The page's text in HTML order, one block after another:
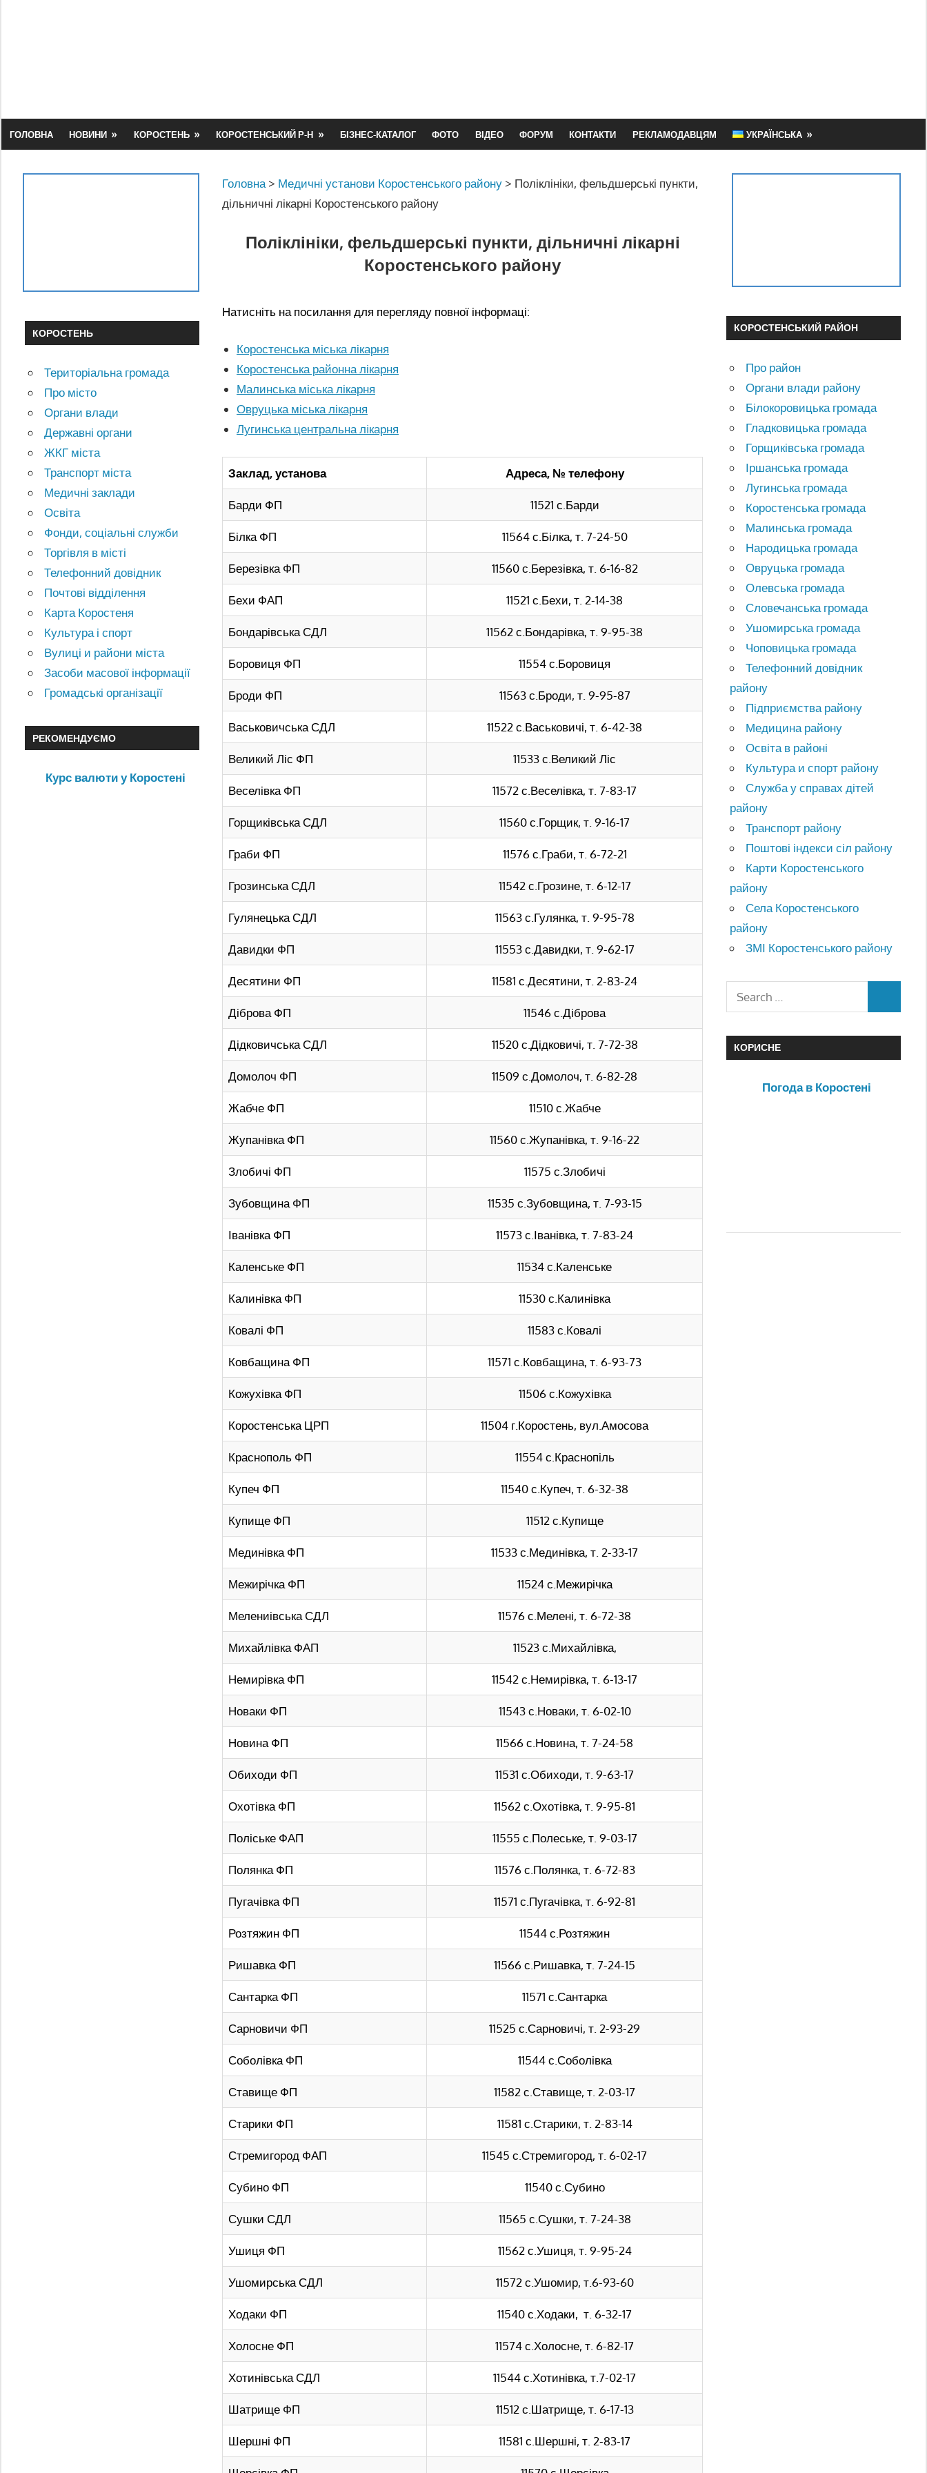
ГОЛОВНА НОВИНИ КОРОСТЕНЬ КОРОСТЕНСЬКИЙ Р-Н БІЗНЕС-КАТАЛОГ ФОТО ВІДЕО ФОРУМ КОНТАКТИ РЕКЛАМОДАВЦЯМ УКРАЇНСЬКА
Головна > Медичні установи Коростенського району > Поліклініки, фельдшерські пункти,
дільничні лікарні Коростенського району
Поліклініки, фельдшерські пункти, дільничні лікарні
Коростенського району
Натисніть на посилання для перегляду повної інформаці:
Коростенська міська лікарня
Коростенська районна лікарня
Малинська міська лікарня
Овруцька міська лікарня
Лугинська центральна лiкарня
Заклад, установа Адреса, № телефону
Барди ФП 11521 с.Барди
Білка ФП 11564 с.Білка, т. 7-24-50
Березівка ФП 11560 с.Березівка, т. 6-16-82
Бехи ФАП 11521 с.Бехи, т. 2-14-38
Бондарівська СДЛ 11562 с.Бондарівка, т. 9-95-38
Боровиця ФП 11554 с.Боровиця
Броди ФП 11563 с.Броди, т. 9-95-87
Васьковичська СДЛ 11522 с.Васьковичі, т. 6-42-38
Великий Ліс ФП 11533 с.Великий Ліс
Веселівка ФП 11572 с.Веселівка, т. 7-83-17
Горщиківська СДЛ 11560 с.Горщик, т. 9-16-17
Граби ФП 11576 с.Граби, т. 6-72-21
Грозинська СДЛ 11542 с.Грозине, т. 6-12-17
Гулянецька СДЛ 11563 с.Гулянка, т. 9-95-78
Давидки ФП 11553 с.Давидки, т. 9-62-17
Десятини ФП 11581 с.Десятини, т. 2-83-24
Діброва ФП 11546 с.Діброва
Дідковичська СДЛ 11520 с.Дідковичі, т. 7-72-38
Домолоч ФП 11509 с.Домолоч, т. 6-82-28
Жабче ФП 11510 с.Жабче
Жупанівка ФП 11560 с.Жупанівка, т. 9-16-22
Злобичі ФП 11575 с.Злобичі
Зубовщина ФП 11535 с.Зубовщина, т. 7-93-15
Іванівка ФП 11573 с.Іванівка, т. 7-83-24
Каленське ФП 11534 с.Каленське
Калинівка ФП 11530 с.Калинівка
Ковалі ФП 11583 с.Ковалі
Ковбащина ФП 11571 с.Ковбащина, т. 6-93-73
Кожухівка ФП 11506 с.Кожухівка
Коростенська ЦРП 11504 г.Коростень, вул.Амосова
Краснополь ФП 11554 с.Краснопіль
Купеч ФП 11540 с.Купеч, т. 6-32-38
Купище ФП 11512 с.Купище
Мединівка ФП 11533 с.Мединівка, т. 2-33-17
Межирічка ФП 11524 с.Межирічка
Мелениівська СДЛ 11576 с.Мелені, т. 6-72-38
Михайлівка ФАП 11523 с.Михайлівка,
Немирівка ФП 11542 с.Немирівка, т. 6-13-17
Новаки ФП 11543 с.Новаки, т. 6-02-10
Новина ФП 11566 с.Новина, т. 7-24-58
Обиходи ФП 11531 с.Обиходи, т. 9-63-17
Охотівка ФП 11562 с.Охотівка, т. 9-95-81
Поліське ФАП 11555 с.Полеське, т. 9-03-17
Полянка ФП 11576 с.Полянка, т. 6-72-83
Пугачівка ФП 11571 с.Пугачівка, т. 6-92-81
Розтяжин ФП 11544 с.Розтяжин
Ришавка ФП 11566 с.Ришавка, т. 7-24-15
Сантарка ФП 11571 с.Сантарка
Сарновичи ФП 11525 с.Сарновичі, т. 2-93-29
Соболівка ФП 11544 с.Соболівка
Ставище ФП 11582 с.Ставище, т. 2-03-17
Старики ФП 11581 с.Старики, т. 2-83-14
Стремигород ФАП 11545 с.Стремигород, т. 6-02-17
Субино ФП 11540 с.Субино
Сушки СДЛ 11565 с.Сушки, т. 7-24-38
Ушиця ФП 11562 с.Ушиця, т. 9-95-24
Ушомирська СДЛ 11572 с.Ушомир, т.6-93-60
Ходаки ФП 11540 с.Ходаки, т. 6-32-17
Холосне ФП 11574 с.Холосне, т. 6-82-17
Хотинівська СДЛ 11544 с.Хотинівка, т.7-02-17
Шатрище ФП 11512 с.Шатрище, т. 6-17-13
Шершні ФП 11581 с.Шершні, т. 2-83-17
КОРОСТЕНЬ
Територіальна громада
Про місто
Органи влади
Державні органи
ЖКГ міста
Транспорт міста
Медичні заклади
Освіта
Фонди, соціальні служби
Торгівля в місті
Телефонний довідник
Почтові відділення
Карта Коростеня
Культура і спорт
Вулиці и райони міста
Засоби масової інформації
Громадські організації
РЕКОМЕНДУЄМО
Курс валюти у Коростені
КОРОСТЕНСЬКИЙ РАЙОН
Про район
Органи влади району
Білокоровицька громада
Гладковицька громада
Горщиківська громада
Іршанська громада
Лугинська громада
Коростенська громада
Малинська громада
Народицька громада
Овруцька громада
Олевська громада
Словечанська громада
Ушомирська громада
Чоповицька громада
Телефонний довідник
району
Підприємства району
Медицина району
Освіта в районі
Культура и спорт району
Служба у справах дітей
району
Транспорт району
Поштові індекси сіл району
Карти Коростенського
району
Села Коростенського
району
ЗМІ Коростенського району
КОРИСНЕ
Погода в Коростені